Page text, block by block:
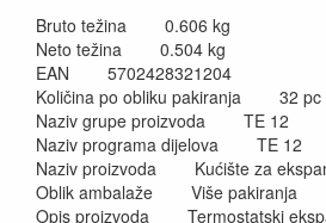
Bruto težina 0.606 kg
Neto težina 0.504 kg
EAN 5702428321204
Količina po obliku pakiranja 32 pc
Naziv grupe proizvoda TE 12
Naziv programa dijelova TE 12
Naziv proizvoda Kućište za
Oblik ambalaže Više pakiranja
Opis proizvoda Termostatski